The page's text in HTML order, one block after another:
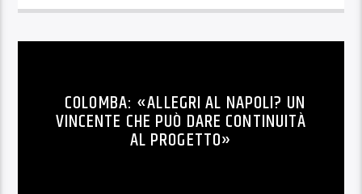
COLOMBA: «ALLEGRI AL NAPOLI? UN
VINCENTE CHE PUÒ DARE CONTINUITÀ
AL PROGETTO»